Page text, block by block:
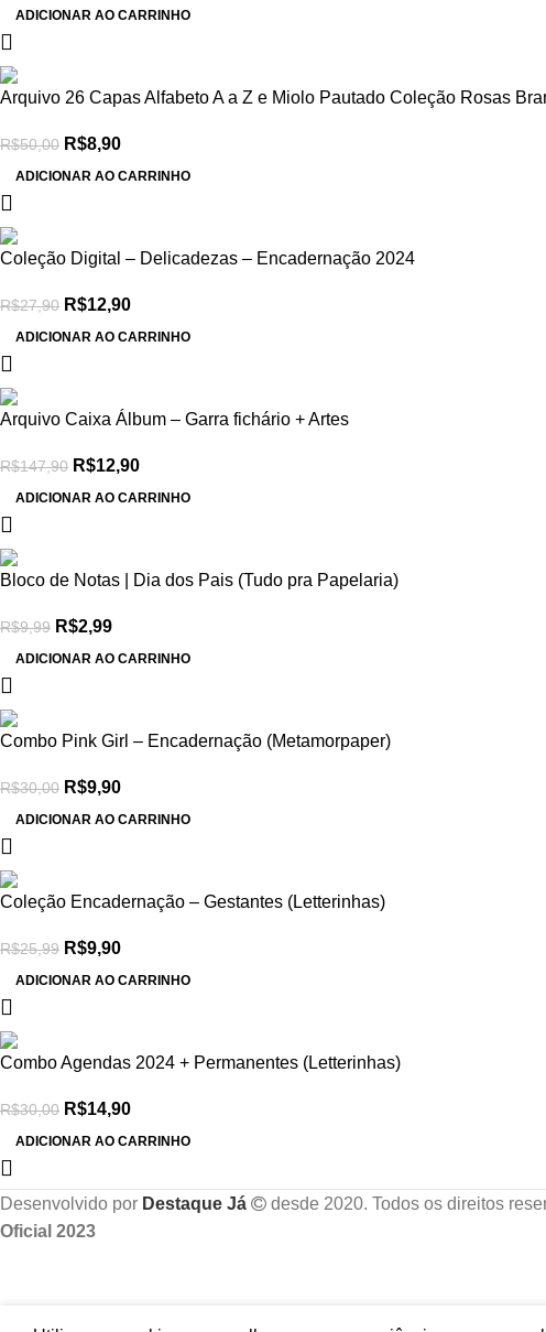
ADICIONAR AO CARRINHO
-82%
Arquivo 26 Capas Alfabeto A a Z e Miolo Pautado Coleção Rosas
R$50,00 R$8,90
ADICIONAR AO CARRINHO
-54%
Coleção Digital – Delicadezas – Encadernação 2024
R$27,90 R$12,90
ADICIONAR AO CARRINHO
-91%
Arquivo Caixa Álbum – Garra fichário + Artes
R$147,90 R$12,90
ADICIONAR AO CARRINHO
-70%
Bloco de Notas | Dia dos Pais (Tudo pra Papelaria)
R$9,99 R$2,99
ADICIONAR AO CARRINHO
-67%
Combo Pink Girl – Encadernação (Metamorpaper)
R$30,00 R$9,90
ADICIONAR AO CARRINHO
-62%
Coleção Encadernação – Gestantes (Letterinhas)
R$25,99 R$9,90
ADICIONAR AO CARRINHO
-50%
Combo Agendas 2024 + Permanentes (Letterinhas)
R$30,00 R$14,90
ADICIONAR AO CARRINHO
Desenvolvido por Destaque Já desde 2020. Todos os direitos
Oficial 2023